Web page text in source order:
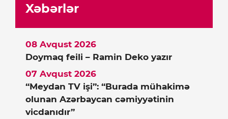
Xəbərlər
Doymaq feili – Ramin Deko yazır
08 Avqust 2026
“Meydan TV işi”: “Burada mühakimə
olunan Azərbaycan cəmiyyətinin
vicdanıdır”
07 Avqust 2026